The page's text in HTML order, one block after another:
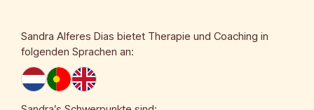
Sandra Alferes Dias bietet Therapie und Coaching in
folgenden Sprachen an: